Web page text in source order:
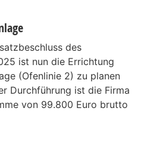
des
ist nun die Errichtung
(Ofenlinie 2) zu planen
Durchführung ist die Firma
von 99.800 Euro brutto